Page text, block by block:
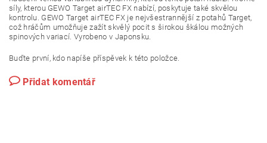
síly, kterou GEWO Target airTEC FX nabízí, poskytuje také skvělou
kontrolu. GEWO Target airTEC FX je nejvšestrannější z potahů Target,
což hráčům umožňuje zažít skvělý pocit s širokou škálou možných
spinových variací. Vyrobeno v Japonsku.
Buďte první, kdo napíše příspěvek k této položce.
Přidat komentář